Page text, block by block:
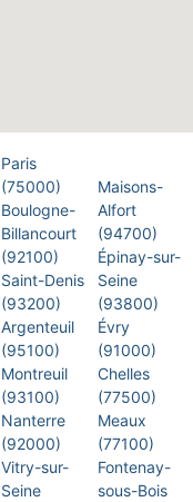
Paris
(75000)
Boulogne-
Billancourt
(92100)
Saint-Denis
(93200)
Argenteuil
(95100)
Montreuil
(93100)
Nanterre
(92000)
Vitry-sur-
Seine
Maisons-
Alfort
(94700)
Épinay-sur-
Seine
(93800)
Évry
(91000)
Chelles
(77500)
Meaux
(77100)
Fontenay-
sous-Bois